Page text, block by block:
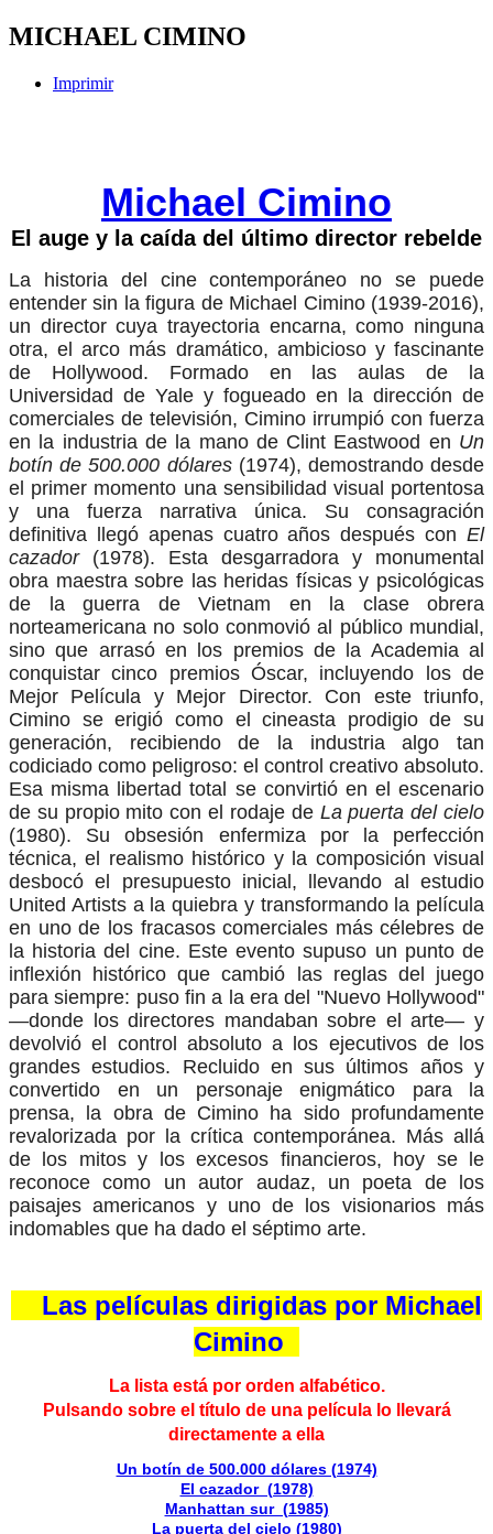
MICHAEL CIMINO
Imprimir
Michael Cimino
El auge y la caída del último director rebelde
La historia del cine contemporáneo no se puede
entender sin la figura de Michael Cimino (1939-2016),
un director cuya trayectoria encarna, como ninguna
otra, el arco más dramático, ambicioso y fascinante
de Hollywood. Formado en las aulas de la
Universidad de Yale y fogueado en la dirección de
comerciales de televisión, Cimino irrumpió con fuerza
en la industria de la mano de Clint Eastwood en Un
botín de 500.000 dólares(1974), demostrando desde
el primer momento una sensibilidad visual portentosa
y una fuerza narrativa única. Su consagración
definitiva llegó apenas cuatro años después con El
cazador (1978). Esta desgarradora y monumental
obra maestra sobre las heridas físicas y psicológicas
de la guerra de Vietnam en la clase obrera
norteamericana no solo conmovió al público mundial,
sino que arrasó en los premios de la Academia al
conquistar cinco premios Óscar, incluyendo los de
Mejor Película y Mejor Director. Con este triunfo,
Cimino se erigió como el cineasta prodigio de su
generación, recibiendo de la industria algo tan
codiciado como peligroso: el control creativo absoluto.
Esa misma libertad total se convirtió en el escenario
de su propio mito con el rodaje deLa puerta del cielo
(1980). Su obsesión enfermiza por la perfección
técnica, el realismo histórico y la composición visual
desbocó el presupuesto inicial, llevando al estudio
United Artists a la quiebra y transformando la película
en uno de los fracasos comerciales más célebres de
la historia del cine. Este evento supuso un punto de
inflexión histórico que cambió las reglas del juego
para siempre: puso fin a la era del "Nuevo Hollywood"
—donde los directores mandaban sobre el arte— y
devolvió el control absoluto a los ejecutivos de los
grandes estudios. Recluido en sus últimos años y
convertido en un personaje enigmático para la
prensa, la obra de Cimino ha sido profundamente
revalorizada por la crítica contemporánea. Más allá
de los mitos y los excesos financieros, hoy se le
reconoce como un autor audaz, un poeta de los
paisajes americanos y uno de los visionarios más
indomables que ha dado el séptimo arte.
Las películas dirigidas por Michael
Cimino
La lista está por orden alfabético.
Pulsando sobre el título de una película lo llevará
directamente a ella
Un botín de 500.000 dólares (1974)
El cazador (1978)
Manhattan sur (1985)
La puerta del cielo (1980)